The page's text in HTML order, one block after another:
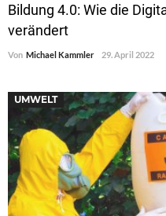
Bildung 4.0: Wie die
verändert
Von Michael Kammler 29. April 2022
UMWELT